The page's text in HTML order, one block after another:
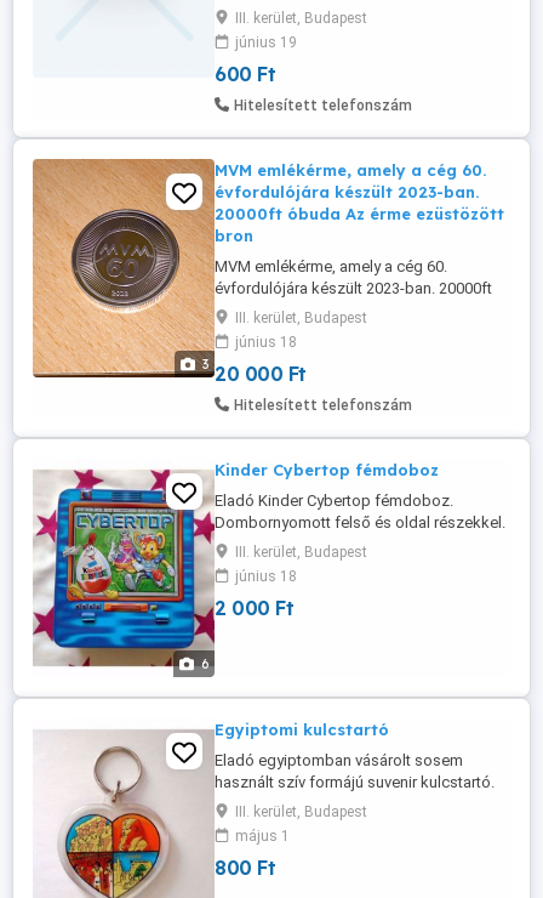
személyesen óbudán lakcimemen 36 50
104 8272 36 20 949 1288
III. kerület, Budapest
június 19
600 Ft
Hitelesített telefonszám
3
MVM emlékérme, amely a cég 60.
évfordulójára készült 2023-ban.
20000ft óbuda Az érme ezüstözött
bron
MVM emlékérme, amely a cég 60.
évfordulójára készült 2023-ban. 20000ft
óbuda Az érme ezüstözött bronzból
készült, és a Magyar Pénzverő Zrt.
gyártotta.Gyűjtői darab Magyar Villamos
Művek 1963-2023 emlékérme személyes
átvétel óbudán lakcimemen posta
csomagautomatába +3000ft 36 ...
III. kerület, Budapest
június 18
20 000 Ft
Hitelesített telefonszám
6
Kinder Cybertop fémdoboz
Eladó Kinder Cybertop fémdoboz.
Dombornyomott felső és oldal részekkel.
Méret: 16X14X6cm Átvétel csak
személyesen a lakcímemen,Óbuda 3. ker.
III. kerület, Budapest
június 18
2 000 Ft
Egyiptomi kulcstartó
Eladó egyiptomban vásárolt sosem
használt szív formájú suvenir kulcstartó.
Átvétel csak személyesen a lakcímemen,
Óbuda 3.ker.
III. kerület, Budapest
május 1
800 Ft